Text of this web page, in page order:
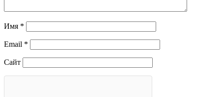
Имя *
Email *
Сайт